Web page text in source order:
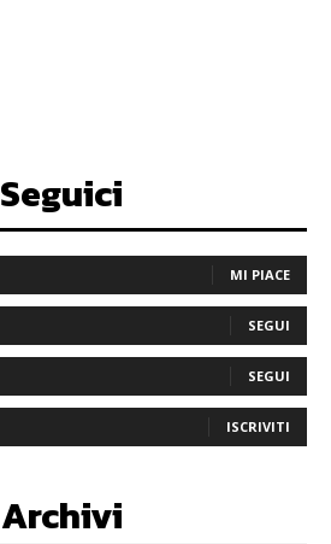
Seguici
MI PIACE
SEGUI
SEGUI
ISCRIVITI
Archivi